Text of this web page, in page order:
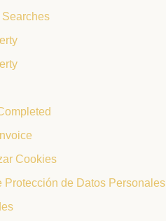
Searches
Cookies
Protección de Datos Personales